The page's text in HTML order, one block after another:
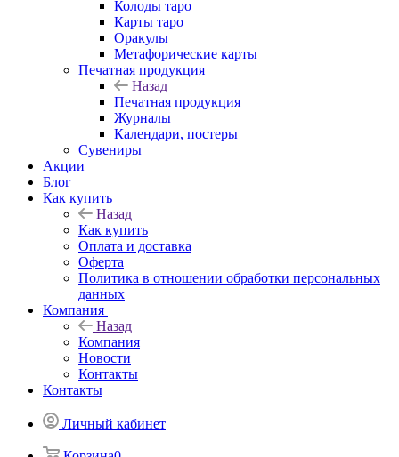
Колоды таро
Карты таро
Оракулы
Метафорические карты
Печатная продукция
Назад
Печатная продукция
Журналы
Календари, постеры
Сувениры
Акции
Блог
Как купить
Назад
Как купить
Оплата и доставка
Оферта
Политика в отношении обработки персональных
данных
Компания
Назад
Компания
Новости
Контакты
Контакты
Личный кабинет